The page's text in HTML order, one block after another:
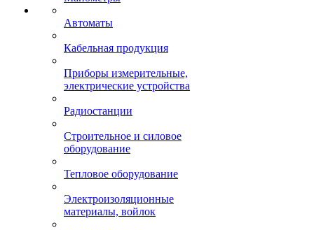
Автоматы
Кабельная продукция
Приборы измерительные,
электрические устройства
Радиостанции
Строительное и силовое
оборудование
Тепловое оборудование
Электроизоляционные
материалы, войлок